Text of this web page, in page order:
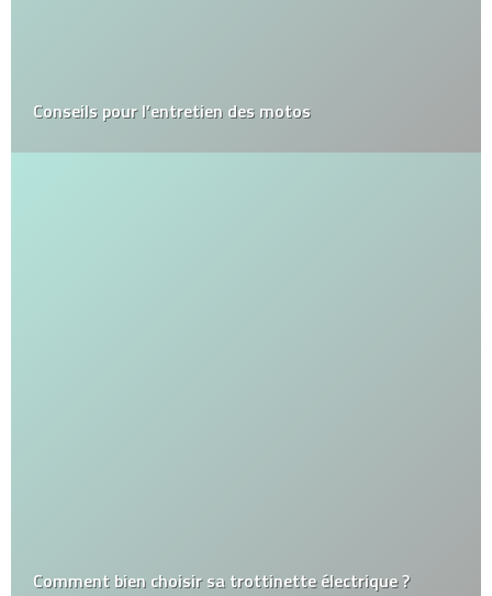
Conseils pour l’entretien des motos
Comment bien choisir sa trottinette électrique ?